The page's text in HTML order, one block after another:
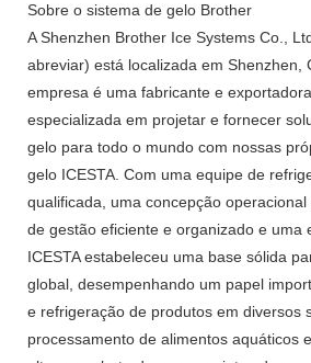
Sobre o sistema de gelo Brother
A Shenzhen Brother Ice Systems Co.,
abreviar) está localizada em Shenzhen,
empresa é uma fabricante e
especializada em projetar e fornecer
gelo para todo o mundo com nossas
gelo ICESTA. Com uma equipe de
qualificada, uma concepção
de gestão eficiente e organizado e uma
ICESTA estabeleceu uma base sólida
global, desempenhando um papel
e refrigeração de produtos em diversos
processamento de alimentos aquáticos